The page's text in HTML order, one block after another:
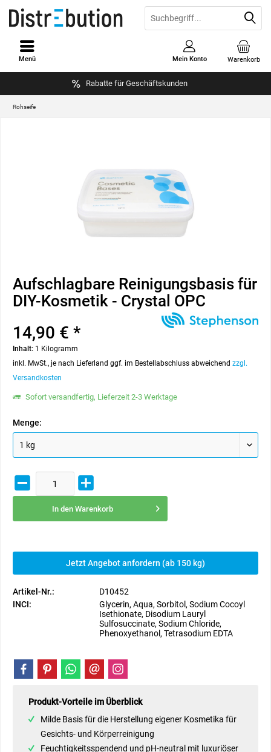
Rabatte für Geschäftskunden
Warenkorb
Mein Konto
Menü
Rohseife
Aufschlagbare Reinigungsbasis für
DIY-Kosmetik - Crystal OPC
14,90 € *
Inhalt: 1 Kilogramm
inkl. MwSt., je nach Lieferland ggf. im Bestellabschluss abweichend zzgl.
Versandkosten
Sofort versandfertig, Lieferzeit 2-3 Werktage
Menge:
In den Warenkorb
Jetzt Angebot anfordern (ab 150 kg)
Artikel-Nr.:
D10452
INCI:
Glycerin, Aqua, Sorbitol, Sodium Cocoyl
Isethionate, Disodium Lauryl
Sulfosuccinate, Sodium Chloride,
Phenoxyethanol, Tetrasodium EDTA
Produkt-Vorteile im Überblick
Milde Basis für die Herstellung eigener Kosmetika für
Gesichts- und Körperreinigung
Feuchtigkeitsspendend und pH-neutral mit luxuriöser